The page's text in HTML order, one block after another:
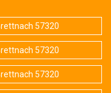
57320
57320
57320